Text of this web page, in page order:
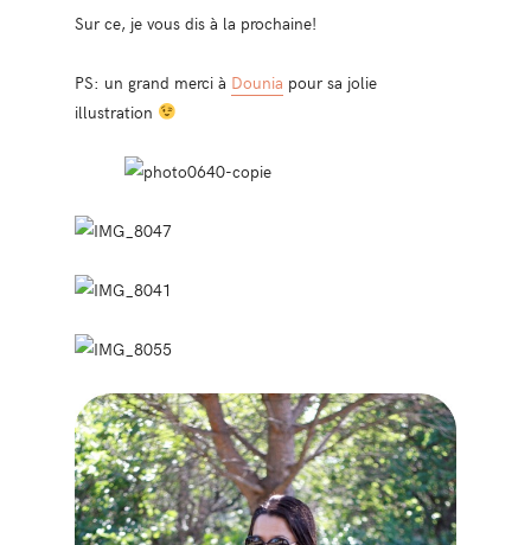
Sur ce, je vous dis à la prochaine!
PS: un grand merci à Dounia pour sa jolie
illustration